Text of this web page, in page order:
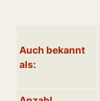
Auch bekannt
als: